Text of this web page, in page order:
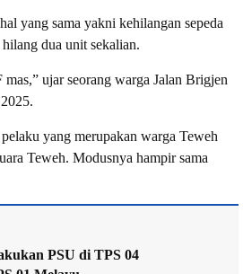
yang sama yakni kehilangan sepeda
dua unit sekalian.
ujar seorang warga Jalan Brigjen
yang merupakan warga Teweh
Teweh. Modusnya hampir sama
PSU di TPS 04